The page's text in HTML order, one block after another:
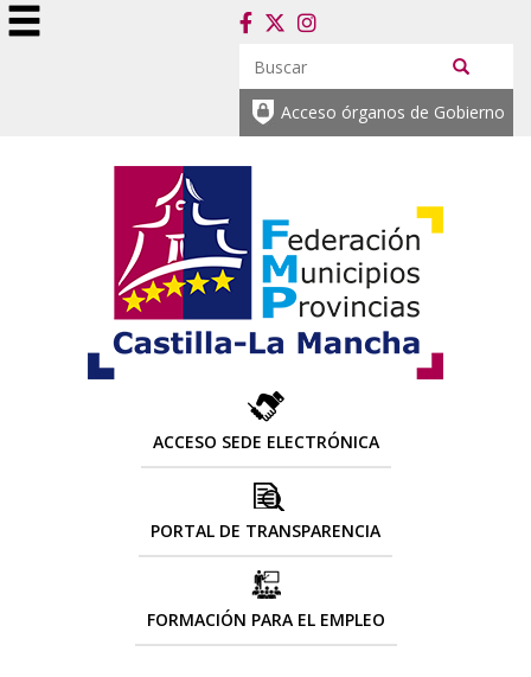
Acceso órganos de Gobierno
ACCESO SEDE ELECTRÓNICA
PORTAL DE TRANSPARENCIA
FORMACIÓN PARA EL EMPLEO